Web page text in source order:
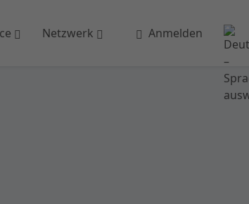
Netzwerk Anmelden